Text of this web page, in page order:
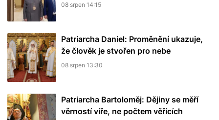
08 srpen 14:15
Patriarcha Daniel: Proměnění ukazuje,
že člověk je stvořen pro nebe
08 srpen 13:30
Patriarcha Bartoloměj: Dějiny se měří
věrností víře, ne počtem věřících